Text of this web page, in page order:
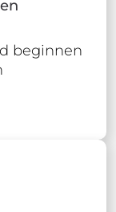
beginnen